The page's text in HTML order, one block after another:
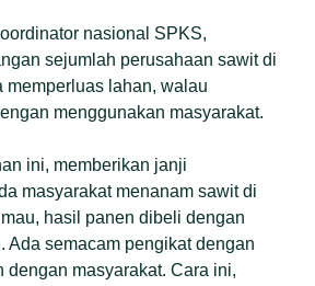
nasional SPKS,
sejumlah perusahaan sawit di
memperluas lahan, walau
menggunakan masyarakat.
ini, memberikan janji
masyarakat menanam sawit di
hasil panen dibeli dengan
Ada semacam pengikat dengan
dengan masyarakat. Cara ini,